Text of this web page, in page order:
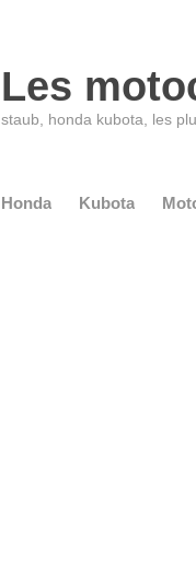
Les
staub, honda kubota, les
Honda Kubota